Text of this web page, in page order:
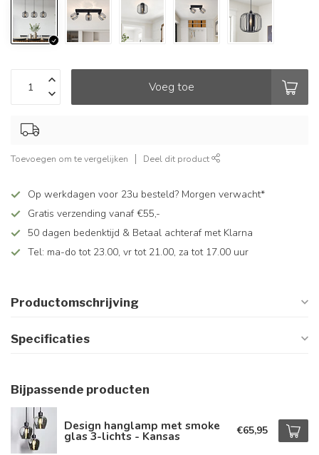
Voeg toe
Toevoegen om te vergelijken Deel dit product
Op werkdagen voor 23u besteld? Morgen verwacht*
Gratis verzending vanaf €55,-
50 dagen bedenktijd & Betaal achteraf met Klarna
Tel: ma-do tot 23.00, vr tot 21.00, za tot 17.00 uur
Productomschrijving
Specificaties
Bijpassende producten
Design hanglamp met smoke
glas 3-lichts - Kansas €65,95